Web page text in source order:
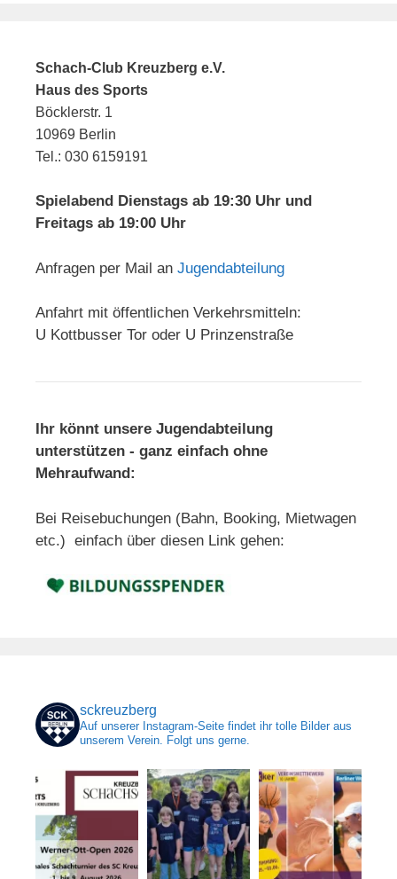
Schach-Club Kreuzberg e.V.
Haus des Sports
Böcklerstr. 1
10969 Berlin
Tel.: 030 6159191
Spielabend Dienstags ab 19:30 Uhr und
Freitags ab 19:00 Uhr
Anfragen per Mail an Jugendabteilung
Anfahrt mit öffentlichen Verkehrsmitteln:
U Kottbusser Tor oder U Prinzenstraße
Ihr könnt unsere Jugendabteilung
unterstützen - ganz einfach ohne
Mehraufwand:
Bei Reisebuchungen (Bahn, Booking, Mietwagen
etc.) einfach über diesen Link gehen:
sckreuzberg
Auf unserer Instagram-Seite findet ihr tolle Bilder aus
unserem Verein. Folgt uns gerne.